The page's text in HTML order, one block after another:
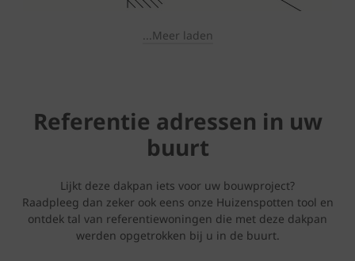
...Meer laden
Referentie adressen in uw
buurt
Lijkt deze dakpan iets voor uw bouwproject?
Raadpleeg dan zeker ook eens onze Huizenspotten tool en
ontdek tal van referentiewoningen die met deze dakpan
werden opgetrokken bij u in de buurt.